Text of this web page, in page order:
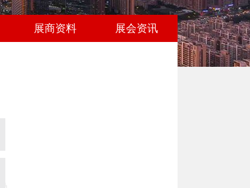
展商资料 展会资讯